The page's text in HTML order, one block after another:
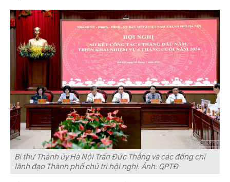
Bí thư Thành ủy Hà Nội Trần Đức Thắng và các đồng chí
lãnh đạo Thành phố chủ trì hội nghị. Ảnh: QPTĐ